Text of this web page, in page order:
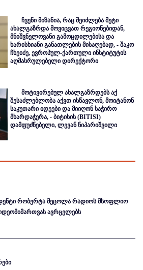
ჩვენი მიზანია, რაც შეიძლება მეტი
ახალგაზრდა მოვიცვათ რეგიონებიდან,
მნიშვნელოვანი გამოცდილებისა და
ხარისხიანი განათლების მისაღებად, - შაკო
ჩხეიძე, ევროპულ-ქართული ინსტიტუტის
აღმასრულებელი დირექტორი
მოტივირებულ ახალგაზრდებს აქ
შესაძლებლობა აქვთ ისწავლონ, მოიტანონ
საკუთარი იდეები და მიიღონ საჭირო
მხარდაჭერა, - ბიტისის (BITISI)
დამფუძნებელი, ლევან ნიპარიშვილი
რობერტა მეცოლა რადიოს მსოფლიო
ავრცელებს